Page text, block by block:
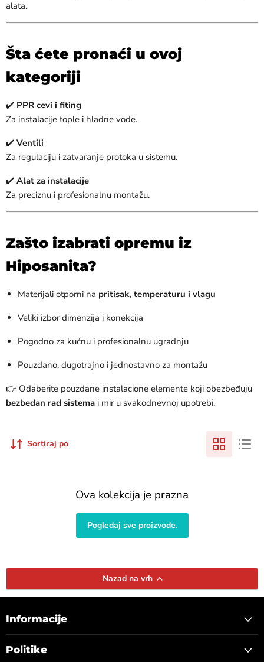
alata.
Šta ćete pronaći u ovoj
kategoriji
✔️ PPR cevi i fiting
Za instalacije tople i hladne vode.
✔️ Ventili
Za regulaciju i zatvaranje protoka u sistemu.
✔️ Alat za instalacije
Za preciznu i profesionalnu montažu.
Zašto izabrati opremu iz
Hiposanita?
Materijali otporni na pritisak, temperaturu i vlagu
Veliki izbor dimenzija i konekcija
Pogodno za kućnu i profesionalnu ugradnju
Pouzdano, dugotrajno i jednostavno za montažu
👉 Odaberite pouzdane instalacione elemente koji obezbeđuju
bezbedan rad sistema i mir u svakodnevnoj upotrebi.
Sortiraj po
Ova kolekcija je prazna
Pogledaj sve proizvode.
Nazad na vrh
Informacije
Politike